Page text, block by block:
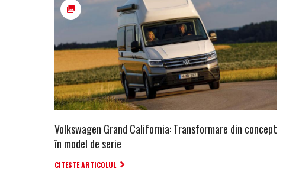
Volkswagen Grand California: Transformare din concept
în model de serie
CITESTE ARTICOLUL